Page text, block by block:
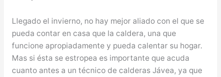
Llegado el invierno, no hay mejor aliado con el que se
pueda contar en casa que la caldera, una que
funcione apropiadamente y pueda calentar su hogar.
Mas si ésta se estropea es importante que acuda
cuanto antes a un técnico de calderas Jávea, ya que